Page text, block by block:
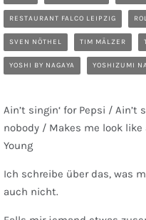
RESTAURANT FALCO LEIPZIG
SVEN NÖTHEL TIM MÄLZER
YOSHI BY NAGAYA YOSHIZUMI
Ain’t singin‘ for Pepsi / Ain’t
nobody / Makes me look like
Young
Ich schreibe über das, was
auch nicht.